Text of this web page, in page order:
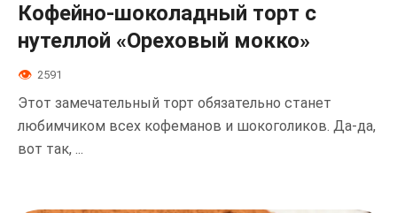
Кофейно-шоколадный торт с
нутеллой «Ореховый мокко»
2591
Этот замечательный торт обязательно станет
любимчиком всех кофеманов и шокоголиков. Да-да,
вот так, ...